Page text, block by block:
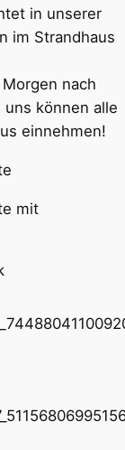
in unserer
im Strandhaus
nach
können alle
einnehmen!